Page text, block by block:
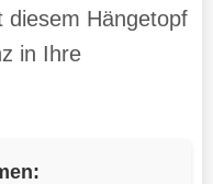
diesem Hängetopf
in Ihre